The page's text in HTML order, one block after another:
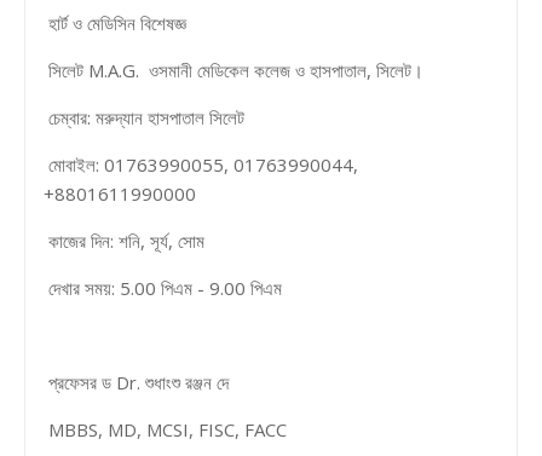
হার্ট ও মেডিসিন বিশেষজ্ঞ
সিলেট M.A.G. ওসমানী মেডিকেল কলেজ ও হাসপাতাল, সিলেট।
চেম্বার: মরুদ্যান হাসপাতাল সিলেট
মোবাইল: 01763990055, 01763990044,
+8801611990000
কাজের দিন: শনি, সূর্য, সোম
দেখার সময়: 5.00 পিএম - 9.00 পিএম
প্রফেসর ড Dr. শুধাংশু রঞ্জন দে
MBBS, MD, MCSI, FISC, FACC